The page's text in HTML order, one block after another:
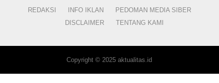
REDAKSI INFO IKLAN
PEDOMAN MEDIA SIBER
DISCLAIMER
TENTANG KAMI
Copyright © 2025 aktualitas.id